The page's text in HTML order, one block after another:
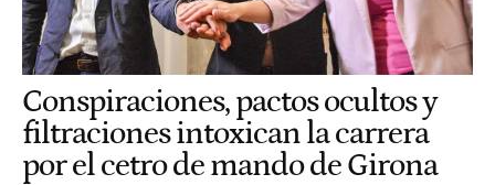
Conspiraciones, pactos ocultos y
filtraciones intoxican la carrera
por el cetro de mando de Girona